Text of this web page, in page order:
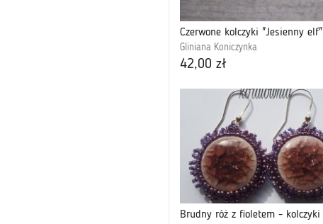
Czerwone kolczyki "Jesienny elf"
Gliniana Koniczynka
42,00 zł
Brudny róż z fioletem - kolczyki